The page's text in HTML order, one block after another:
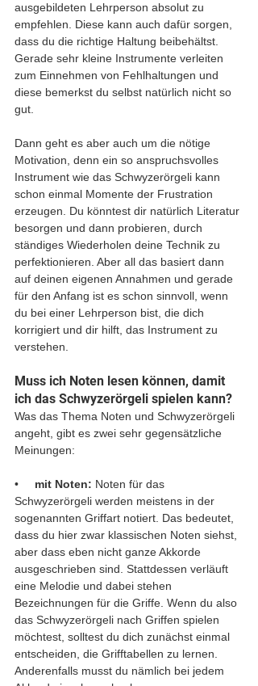
ausgebildeten Lehrperson absolut zu
empfehlen. Diese kann auch dafür sorgen,
dass du die richtige Haltung beibehältst.
Gerade sehr kleine Instrumente verleiten
zum Einnehmen von Fehlhaltungen und
diese bemerkst du selbst natürlich nicht so
gut.
Dann geht es aber auch um die nötige
Motivation, denn ein so anspruchsvolles
Instrument wie das Schwyzerörgeli kann
schon einmal Momente der Frustration
erzeugen. Du könntest dir natürlich Literatur
besorgen und dann probieren, durch
ständiges Wiederholen deine Technik zu
perfektionieren. Aber all das basiert dann
auf deinen eigenen Annahmen und gerade
für den Anfang ist es schon sinnvoll, wenn
du bei einer Lehrperson bist, die dich
korrigiert und dir hilft, das Instrument zu
verstehen.
Muss ich Noten lesen können, damit
ich das Schwyzerörgeli spielen kann?
Was das Thema Noten und Schwyzerörgeli
angeht, gibt es zwei sehr gegensätzliche
Meinungen:
• mit Noten: Noten für das
Schwyzerörgeli werden meistens in der
sogenannten Griffart notiert. Das bedeutet,
dass du hier zwar klassischen Noten siehst,
aber dass eben nicht ganze Akkorde
ausgeschrieben sind. Stattdessen verläuft
eine Melodie und dabei stehen
Bezeichnungen für die Griffe. Wenn du also
das Schwyzerörgeli nach Griffen spielen
möchtest, solltest du dich zunächst einmal
entscheiden, die Grifftabellen zu lernen.
Anderenfalls musst du nämlich bei jedem